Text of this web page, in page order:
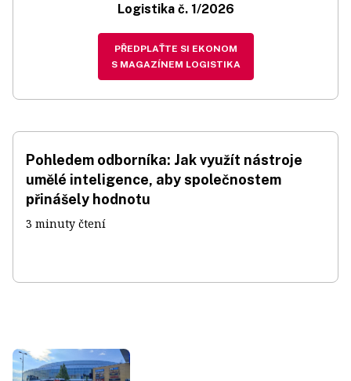
Logistika č. 1/2026
PŘEDPLAŤTE SI EKONOM
S MAGAZÍNEM LOGISTIKA
Pohledem odborníka: Jak využít nástroje
umělé inteligence, aby společnostem
přinášely hodnotu
3 minuty čtení